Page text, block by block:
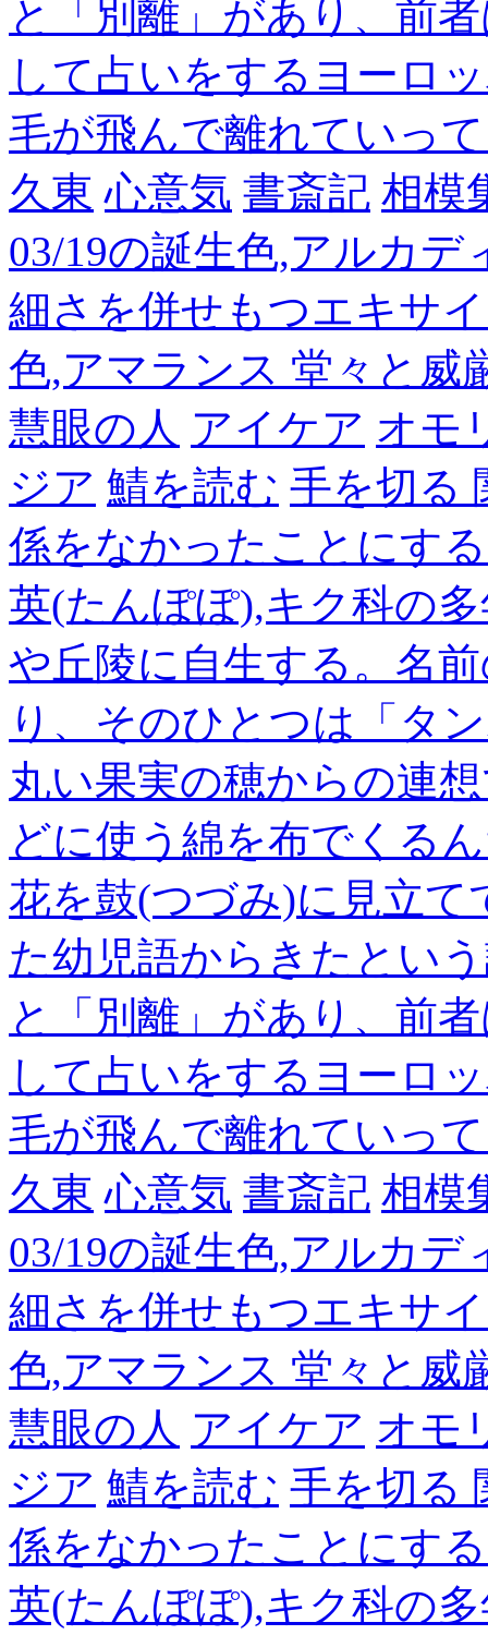
と「別離」があり、前
して占いをするヨーロ
毛が飛んで離れていっ
久東 心意気 書斎記 相模
03/19の誕生色,アルカ
細さを併せもつエキサ
色,アマランス 堂々と威
慧眼の人 アイケア オモ
ジア 鯖を読む 手を切る
係をなかったことにす
英(たんぽぽ),キク科の
や丘陵に自生する。名
り、そのひとつは「タ
丸い果実の穂からの連
どに使う綿を布でくる
花を鼓(つづみ)に見立
た幼児語からきたとい
と「別離」があり、前
して占いをするヨーロ
毛が飛んで離れていっ
久東 心意気 書斎記 相模
03/19の誕生色,アルカ
細さを併せもつエキサ
色,アマランス 堂々と威
慧眼の人 アイケア オモ
ジア 鯖を読む 手を切る
係をなかったことにす
英(たんぽぽ),キク科の